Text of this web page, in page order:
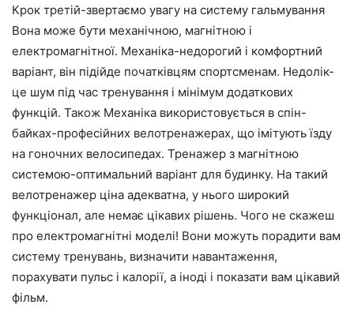
Крок третій-звертаємо увагу на систему гальмування
Вона може бути механічною, магнітною і
електромагнітної. Механіка-недорогий і комфортний
варіант, він підійде початківцям спортсменам. Недолік-
це шум під час тренування і мінімум додаткових
функцій. Також Механіка використовується в спін-
байках-професійних велотренажерах, що імітують їзду
на гоночних велосипедах. Тренажер з магнітною
системою-оптимальний варіант для будинку. На такий
велотренажер ціна адекватна, у нього широкий
функціонал, але немає цікавих рішень. Чого не скажеш
про електромагнітні моделі! Вони можуть порадити вам
систему тренувань, визначити навантаження,
порахувати пульс і калорії, а іноді і показати вам цікавий
фільм.